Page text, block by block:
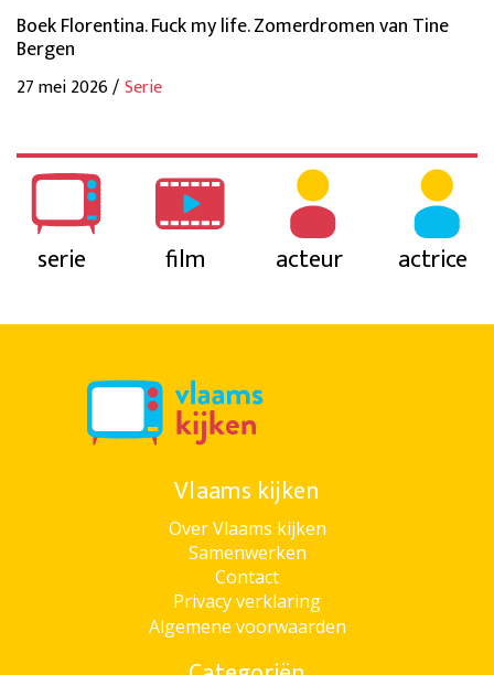
Boek Florentina. Fuck my life. Zomerdromen van Tine
Bergen
27 mei 2026 /Serie
serie film acteur actrice
Vlaams kijken
Over Vlaams kijken
Samenwerken
Contact
Privacy verklaring
Algemene voorwaarden